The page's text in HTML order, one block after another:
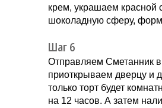
крем, украшаем
шоколадную сферу,
Шаг 6
Отправляем Сметанник
приоткрываем дверцу и
только торт будет
на 12 часов. А затем